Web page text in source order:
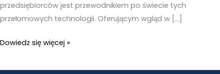
przedsiębiorców jest przewodnikiem po świecie tych
przełomowych technologii. Oferującym wgląd w […]
Sztuczna
kurs
Dowiedz się więcej »